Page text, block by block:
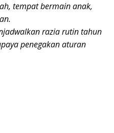
tempat bermain anak,
razia rutin tahun
penegakan aturan